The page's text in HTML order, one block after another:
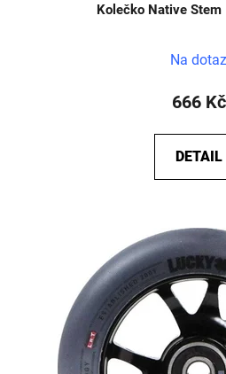
Kolečko Native
Na dotaz
666 Kč
DETAIL